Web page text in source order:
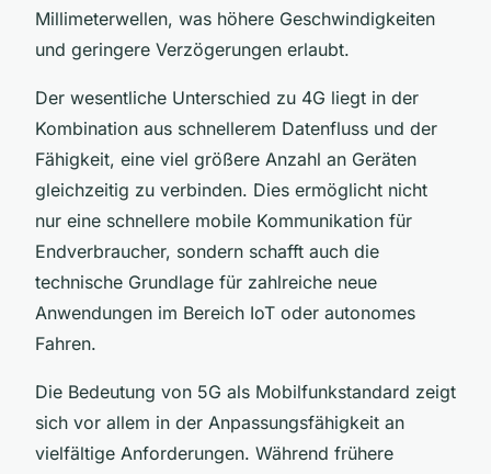
Millimeterwellen, was höhere Geschwindigkeiten
und geringere Verzögerungen erlaubt.
Der wesentliche Unterschied zu 4G liegt in der
Kombination aus schnellerem Datenfluss und der
Fähigkeit, eine viel größere Anzahl an Geräten
gleichzeitig zu verbinden. Dies ermöglicht nicht
nur eine schnellere mobile Kommunikation für
Endverbraucher, sondern schafft auch die
technische Grundlage für zahlreiche neue
Anwendungen im Bereich IoT oder autonomes
Fahren.
Die Bedeutung von 5G als Mobilfunkstandard zeigt
sich vor allem in der Anpassungsfähigkeit an
vielfältige Anforderungen. Während frühere